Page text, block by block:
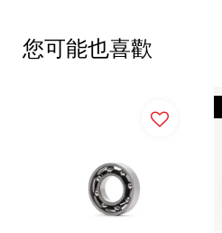
您可能也喜歡